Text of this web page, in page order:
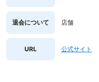
退会について 店舗
URL 公式サイト